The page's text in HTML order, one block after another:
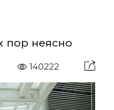
пор неясно
140222